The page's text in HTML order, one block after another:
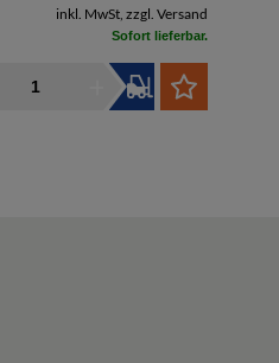
inkl. MwSt, zzgl. Versand
Sofort lieferbar.